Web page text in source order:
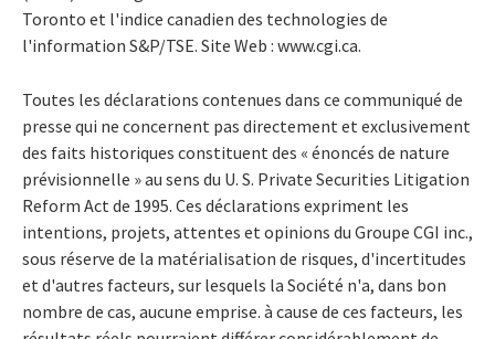
Toronto et l'indice canadien des technologies de
l'information S&P/TSE. Site Web : www.cgi.ca.
Toutes les déclarations contenues dans ce communiqué de
presse qui ne concernent pas directement et exclusivement
des faits historiques constituent des « énoncés de nature
prévisionnelle » au sens du U. S. Private Securities Litigation
Reform Act de 1995. Ces déclarations expriment les
intentions, projets, attentes et opinions du Groupe CGI inc.,
sous réserve de la matérialisation de risques, d'incertitudes
et d'autres facteurs, sur lesquels la Société n'a, dans bon
nombre de cas, aucune emprise. à cause de ces facteurs, les